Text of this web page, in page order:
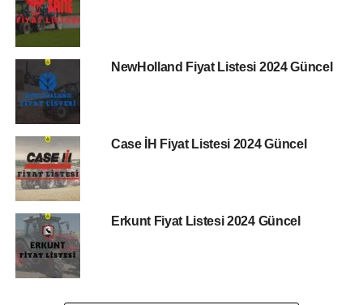
NewHolland Fiyat Listesi 2024 Güncel
Case İH Fiyat Listesi 2024 Güncel
Erkunt Fiyat Listesi 2024 Güncel